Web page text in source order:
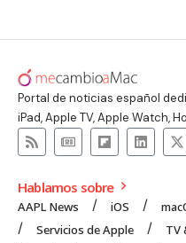
Portal de noticias español
iPad, Apple TV, Apple Watch,
Hablamos sobre
AAPL News iOS
Servicios de Apple
TV